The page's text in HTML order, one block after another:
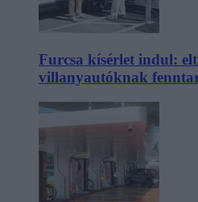
Furcsa kísérlet indul:
villanyautóknak